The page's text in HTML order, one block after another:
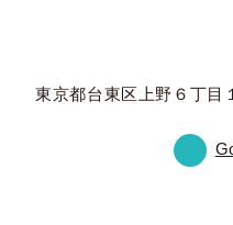
東京都台東区上野６丁目